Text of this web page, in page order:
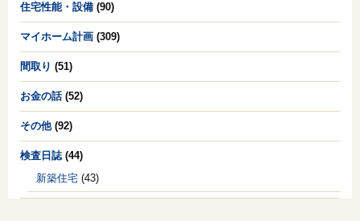
住宅性能・設備 (90)
マイホーム計画 (309)
間取り (51)
お金の話(52)
その他(92)
検査日誌(44)
新築住宅 (43)